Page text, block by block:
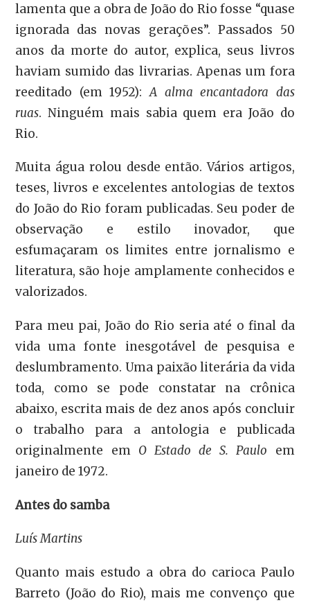
lamenta que a obra de João do Rio fosse “quase
ignorada das novas gerações”. Passados 50
anos da morte do autor, explica, seus livros
haviam sumido das livrarias. Apenas um fora
reeditado (em 1952):A alma encantadora das
ruas. Ninguém mais sabia quem era João do
Rio.
Muita água rolou desde então. Vários artigos,
teses, livros e excelentes antologias de textos
do João do Rio foram publicadas. Seu poder de
observação e estilo inovador, que
esfumaçaram os limites entre jornalismo e
literatura, são hoje amplamente conhecidos e
valorizados.
Para meu pai, João do Rio seria até o final da
vida uma fonte inesgotável de pesquisa e
deslumbramento. Uma paixão literária da vida
toda, como se pode constatar na crônica
abaixo, escrita mais de dez anos após concluir
o trabalho para a antologia e publicada
originalmente em O Estado de S. Paulo em
janeiro de 1972.
Antes do samba
Luís Martins
Quanto mais estudo a obra do carioca Paulo
Barreto (João do Rio), mais me convenço que